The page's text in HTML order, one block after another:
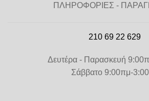
ΠΛΗΡΟΦΟΡΙΕΣ -
210 69 22 629
Δευτέρα - Παρασκευή
Σάββατο 9:00πμ-